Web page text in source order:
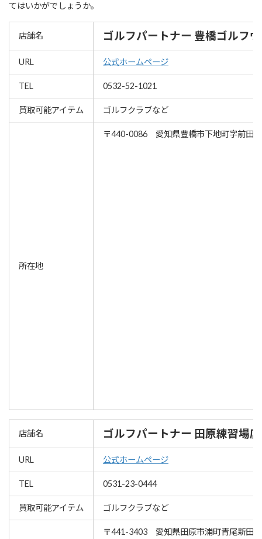
てはいかがでしょうか。
店舗名 ゴルフパートナー 豊橋ゴルフ
URL 公式ホームページ
TEL 0532-52-1021
買取可能アイテム ゴルフクラブなど
所在地
〒440-0086 愛知県豊橋市下地町字前田
店舗名 ゴルフパートナー 田原練習場店
URL 公式ホームページ
TEL 0531-23-0444
買取可能アイテム ゴルフクラブなど
〒441-3403 愛知県田原市浦町青尾新田